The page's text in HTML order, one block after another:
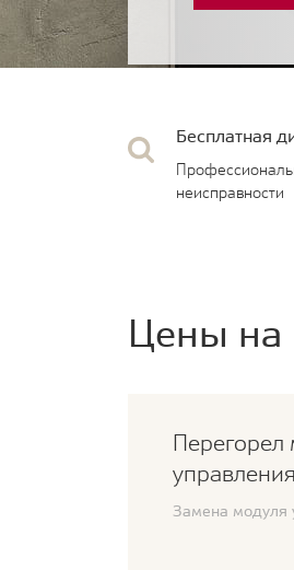
Бесплатная
неисправности
Цены на
Перегорел
управления
Замена модуля